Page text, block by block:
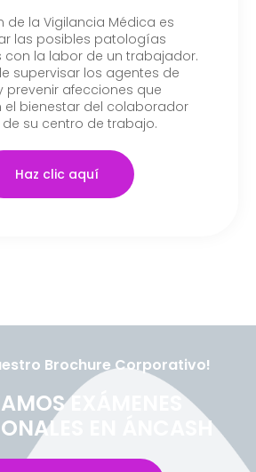
de la Vigilancia Médica es
las posibles patologías
con la labor de un trabajador.
supervisar los agentes de
prevenir afecciones que
el bienestar del colaborador
su centro de trabajo.
Haz clic aquí
Brochure Corporativo!
EXÁMENES
EN ÁNCASH